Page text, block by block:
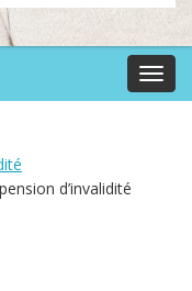
d’invalidité